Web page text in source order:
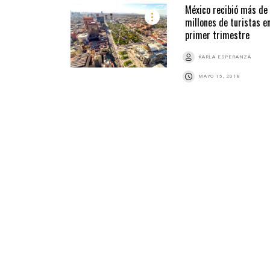
México recibió más
millones de turistas
primer trimestre
KARLA ESPERANZA
MAYO 15, 2018